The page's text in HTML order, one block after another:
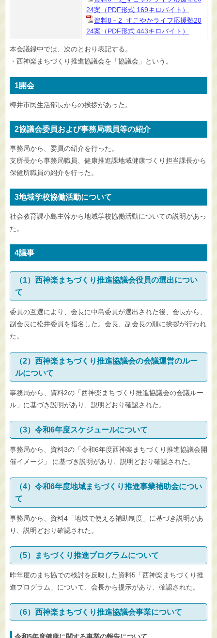
24案（PDF形式 169キロバイト）
資料8－2_すこやかライフ応援塾20
24案（PDF形式 443キロバイト）
本会議録中では、次のとおり表記する。
・西神楽まちづくり推進協議会を「協議会」という。
1開会
樽井市民生活部長からの挨拶があった。
2協議会委員および事務局職員等の紹介
事務局から、委員の紹介を行った。
支所長から事務局職員、健康推進課地域健康づくり担当課長から
保健所職員の紹介を行った。
3地域学校協働活動について
社会教育課小島主幹から地域学校協働活動についての説明があっ
た。
4議事
（1）西神楽まちづくり推進協議会役員の選出につい
て
委員の互選により、会長に中島委員が選出された後、会長から、
副会長に松井委員を指名した。会長、副会長の順に挨拶が行われ
た。
（2）西神楽まちづくり推進協議会の会議運営のルー
ルについて
事務局から、資料2の「西神楽まちづくり推進協議会の会議ルー
ル」に基づき説明があり、説明どおり確認された。
（3）令和6年度スケジュールについて
事務局から、資料3の「令和6年度西神楽まちづくり推進協議会開
催イメージ」 に基づき説明があり、説明どおり確認された。
（4）令和6年度地域まちづくり推進事業補助金につい
て
事務局から、資料4「地域で使える補助制度」に基づき説明があ
り、説明どおり確認された。
（5）まちづくり推進プログラムについて
昨年度のまち協での検討を反映した資料5「西神楽まちづくり推
進プログラム」について、会長から提示があり、確認された。
（6）西神楽まちづくり推進協議会事業について